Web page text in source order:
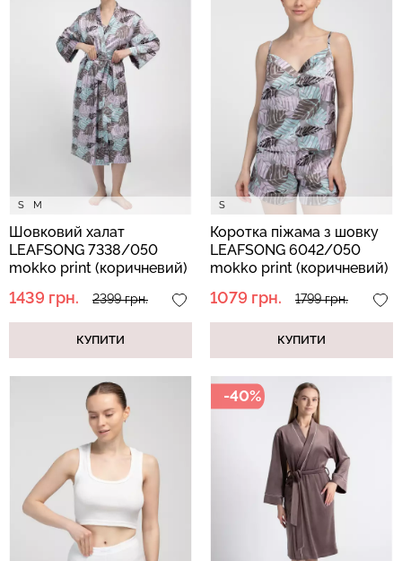
S M
Шовковий халат
LEAFSONG 7338/050
mokko print (коричневий)
1439 грн. 2399 грн.
КУПИТИ
S
Коротка піжама з шовку
LEAFSONG 6042/050
mokko print (коричневий)
1079 грн. 1799 грн.
КУПИТИ
-40%